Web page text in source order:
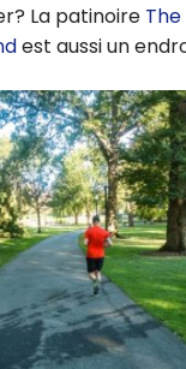
La patinoire
est aussi un